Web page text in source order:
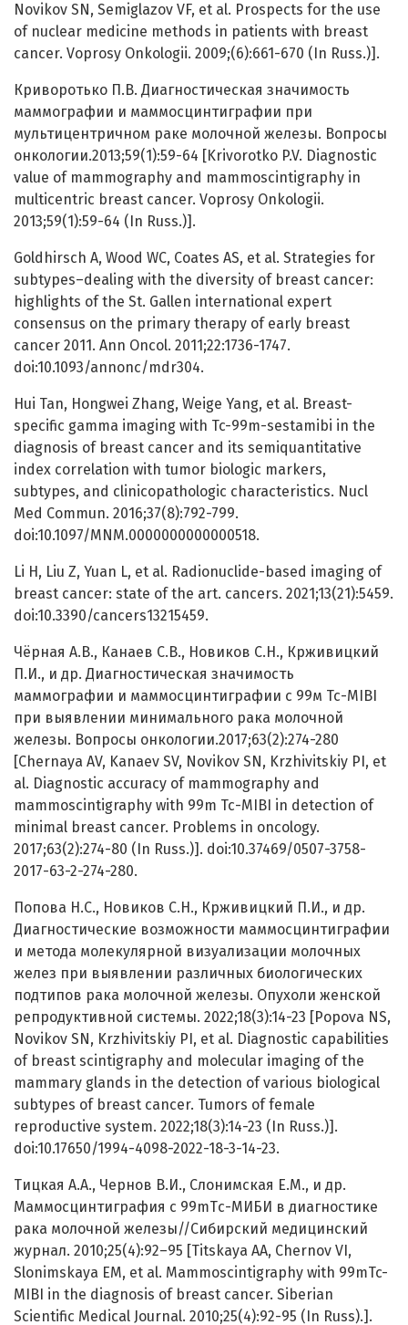
Novikov SN, Semiglazov VF, et al. Prospects for the use
of nuclear medicine methods in patients with breast
cancer. Voprosy Onkologii. 2009;(6):661-670 (In Russ.)].
Криворотько П.В. Диагностическая значимость
маммографии и маммосцинтиграфии при
мультицентричном раке молочной железы. Вопросы
онкологии.2013;59(1):59-64 [Krivorotko P.V. Diagnostic
value of mammography and mammoscintigraphy in
multicentric breast cancer. Voprosy Onkologii.
2013;59(1):59-64 (In Russ.)].
Goldhirsch A, Wood WC, Coates AS, et al. Strategies for
subtypes–dealing with the diversity of breast cancer:
highlights of the St. Gallen international expert
consensus on the primary therapy of early breast
cancer 2011. Ann Oncol. 2011;22:1736-1747.
doi:10.1093/annonc/mdr304.
Hui Tan, Hongwei Zhang, Weige Yang, et al. Breast-
specific gamma imaging with Tc-99m-sestamibi in the
diagnosis of breast cancer and its semiquantitative
index correlation with tumor biologic markers,
subtypes, and clinicopathologic characteristics. Nucl
Med Commun. 2016;37(8):792-799.
doi:10.1097/MNM.0000000000000518.
Li H, Liu Z, Yuan L, et al. Radionuclide-based imaging of
breast cancer: state of the art. cancers. 2021;13(21):5459.
doi:10.3390/cancers13215459.
Чёрная А.В., Канаев С.В., Новиков С.Н., Крживицкий
П.И., и др. Диагностическая значимость
маммографии и маммосцинтиграфии с 99м Тс-MIBI
при выявлении минимального рака молочной
железы. Вопросы онкологии.2017;63(2):274-280
[Chernaya AV, Kanaev SV, Novikov SN, Krzhivitskiy PI, et
al. Diagnostic accuracy of mammography and
mammoscintigraphy with 99m Тс-MIBI in detection of
minimal breast cancer. Problems in oncology.
2017;63(2):274-80 (In Russ.)]. doi:10.37469/0507-3758-
2017-63-2-274-280.
Попова Н.С., Новиков С.Н., Крживицкий П.И., и др.
Диагностические возможности маммосцинтиграфии
и метода молекулярной визуализации молочных
желез при выявлении различных биологических
подтипов рака молочной железы. Опухоли женской
репродуктивной системы. 2022;18(3):14-23 [Popova NS,
Novikov SN, Krzhivitskiy PI, et al. Diagnostic capabilities
of breast scintigraphy and molecular imaging of the
mammary glands in the detection of various biological
subtypes of breast cancer. Tumors of female
reproductive system. 2022;18(3):14-23 (In Russ.)].
doi:10.17650/1994-4098-2022-18-3-14-23.
Тицкая А.А., Чернов В.И., Слонимская Е.М., и др.
Маммосцинтиграфия с 99mTс-МИБИ в диагностике
рака молочной железы//Сибирский медицинский
журнал. 2010;25(4):92–95 [Titskaya AA, Chernov VI,
Slonimskaya EM, et al. Mammoscintigraphy with 99mTc-
MIBI in the diagnosis of breast cancer. Siberian
Scientific Medical Journal. 2010;25(4):92-95 (In Russ).].